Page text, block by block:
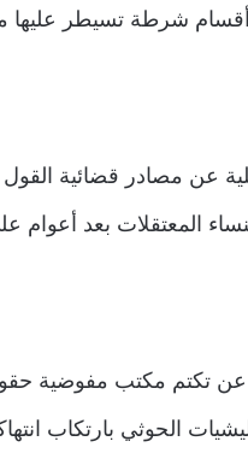
شرطة تسيطر عليها
عن مصادر قضائية
المعتقلات بعد أعوام
الحوثي بارتكاب